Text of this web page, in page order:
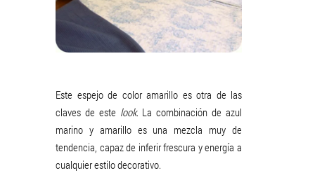
Este espejo de color amarillo es otra de las
claves de este look. La combinación de azul
marino y amarillo es una mezcla muy de
tendencia, capaz de inferir frescura y energía a
cualquier estilo decorativo.